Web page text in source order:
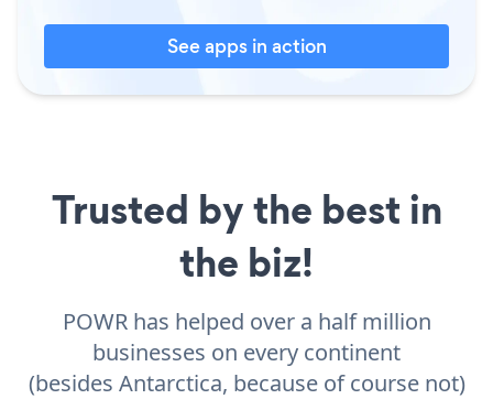
See apps in action
Trusted by the best in
the biz!
POWR has helped over a half million
businesses on every continent
(besides Antarctica, because of course not)